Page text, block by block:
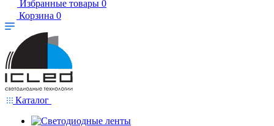
Избранные товары 0
Корзина 0
Каталог